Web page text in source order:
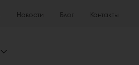
Новости Блог Контакты